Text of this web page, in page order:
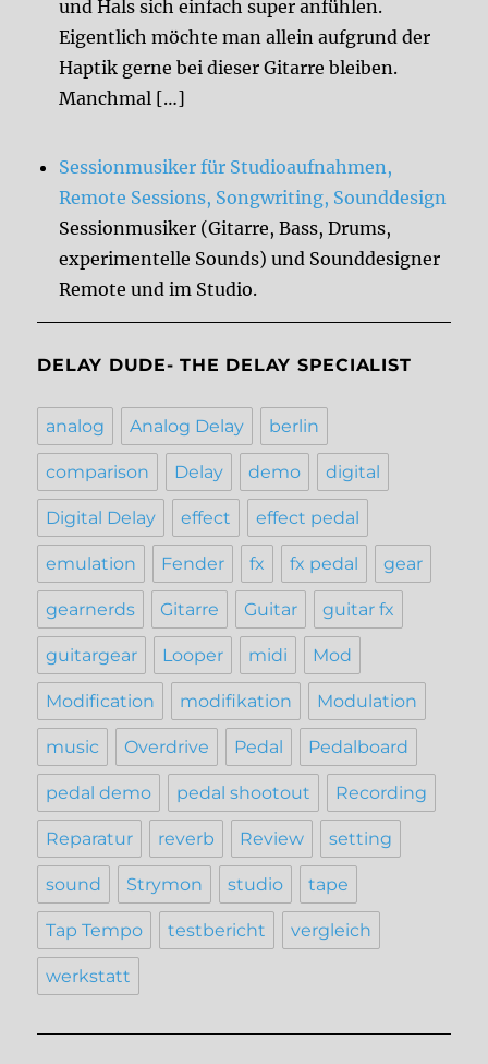
und Hals sich einfach super anfühlen.
Eigentlich möchte man allein aufgrund der
Haptik gerne bei dieser Gitarre bleiben.
Manchmal […]
Sessionmusiker für Studioaufnahmen,
Remote Sessions, Songwriting, Sounddesign
Sessionmusiker (Gitarre, Bass, Drums,
experimentelle Sounds) und Sounddesigner
Remote und im Studio.
DELAY DUDE- THE DELAY SPECIALIST
analog Analog Delay berlin
comparison Delay demo digital
Digital Delay effect effect pedal
emulation Fender fx fx pedal gear
gearnerds Gitarre Guitar guitar fx
guitargear Looper midi Mod
Modification modifikation Modulation
music Overdrive Pedal Pedalboard
pedal demo pedal shootout Recording
Reparatur reverb Review setting
sound Strymon studio tape
Tap Tempo testbericht vergleich
werkstatt